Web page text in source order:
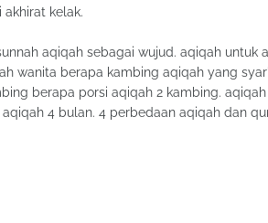
kelak.
aqiqah sebagai wujud. aqiqah untuk
wanita berapa kambing aqiqah yang
berapa porsi aqiqah 2 kambing. aqiqah
4 bulan. 4 perbedaan aqiqah dan